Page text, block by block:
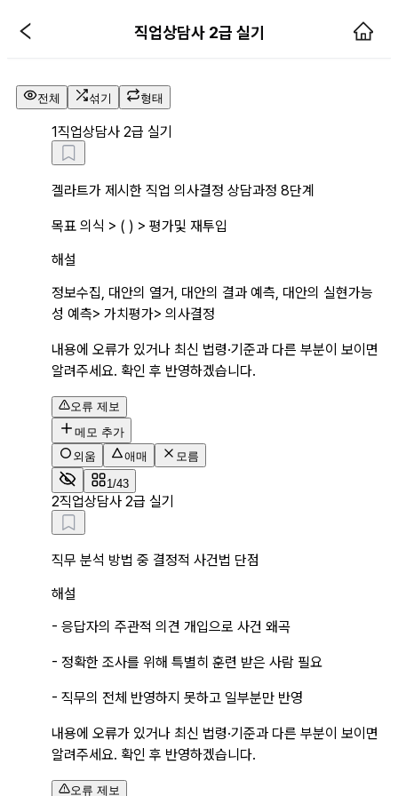
직업상담사 2급 실기 해설 페이지
직업상담사 2급 실기
전체 섞기 형태
1직업상담사 2급 실기
겔라트가 제시한 직업 의사결정 상담과정 8단계
목표 의식 > ( ) > 평가및 재투입
해설
정보수집, 대안의 열거, 대안의 결과 예측, 대안의 실현가능
성 예측> 가치평가> 의사결정
내용에 오류가 있거나 최신 법령·기준과 다른 부분이 보이면
알려주세요. 확인 후 반영하겠습니다.
오류 제보
메모 추가
외움
애매 모름
1/43
2직업상담사 2급 실기
직무 분석 방법 중 결정적 사건법 단점
해설
- 응답자의 주관적 의견 개입으로 사건 왜곡
- 정확한 조사를 위해 특별히 훈련 받은 사람 필요
- 직무의 전체 반영하지 못하고 일부분만 반영
내용에 오류가 있거나 최신 법령·기준과 다른 부분이 보이면
알려주세요. 확인 후 반영하겠습니다.
오류 제보